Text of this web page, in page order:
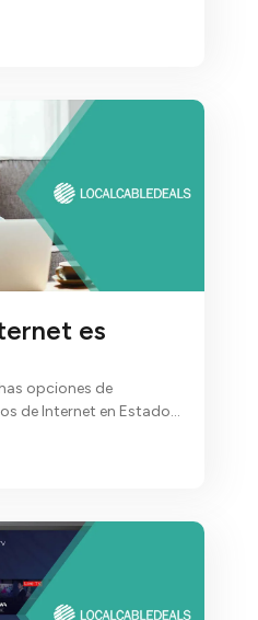
es
opciones de
de Internet en Estados